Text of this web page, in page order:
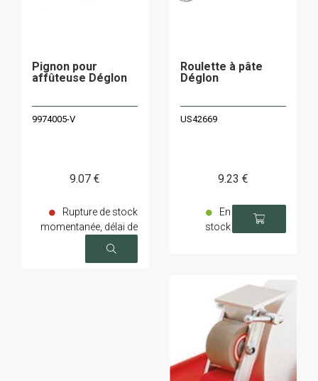
Pignon pour
affûteuse Déglon
9974005-V
9.07 €
Rupture de stock
momentanée, délai de
livraison sur demande
Roulette à pâte
Déglon
US42669
9.23 €
En
stock